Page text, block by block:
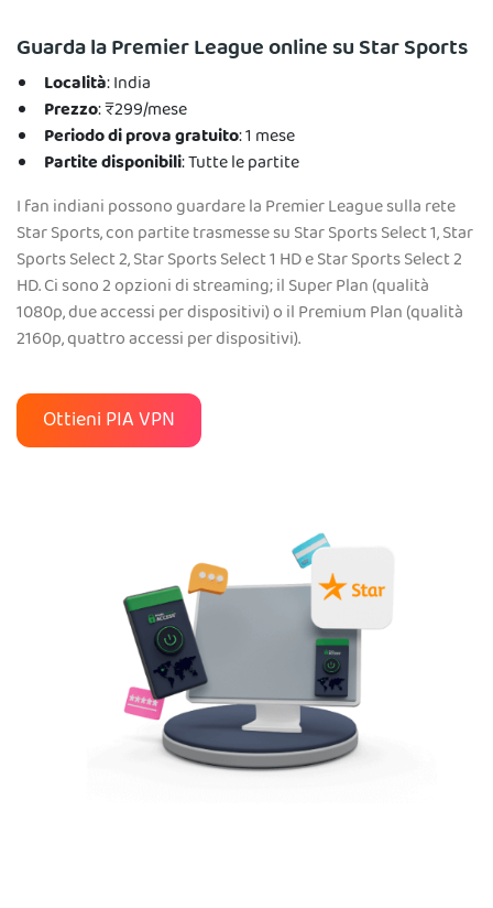
Guarda la Premier League online su Star Sports
Località: India
Prezzo: ₹299/mese
Periodo di prova gratuito: 1 mese
Partite disponibili: Tutte le partite
I fan indiani possono guardare la Premier League sulla rete
Star Sports, con partite trasmesse su Star Sports Select 1, Star
Sports Select 2, Star Sports Select 1 HD e Star Sports Select 2
HD. Ci sono 2 opzioni di streaming; il Super Plan (qualità
1080p, due accessi per dispositivi) o il Premium Plan (qualità
2160p, quattro accessi per dispositivi).
Ottieni PIA VPN